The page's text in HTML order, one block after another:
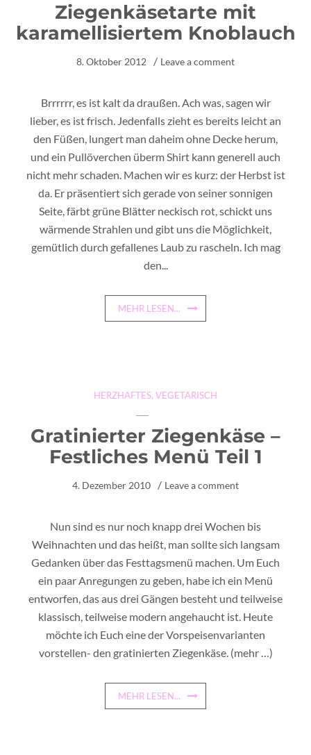
Ziegenkäsetarte mit
karamellisiertem Knoblauch
8. Oktober 2012 Leave a comment
Brrrrrr, es ist kalt da draußen. Ach was, sagen wir
lieber, es ist frisch. Jedenfalls zieht es bereits leicht an
den Füßen, lungert man daheim ohne Decke herum,
und ein Pullöverchen überm Shirt kann generell auch
nicht mehr schaden. Machen wir es kurz: der Herbst ist
da. Er präsentiert sich gerade von seiner sonnigen
Seite, färbt grüne Blätter neckisch rot, schickt uns
wärmende Strahlen und gibt uns die Möglichkeit,
gemütlich durch gefallenes Laub zu rascheln. Ich mag
den...
MEHR LESEN...
HERZHAFTES, VEGETARISCH
Gratinierter Ziegenkäse –
Festliches Menü Teil 1
4. Dezember 2010 Leave a comment
Nun sind es nur noch knapp drei Wochen bis
Weihnachten und das heißt, man sollte sich langsam
Gedanken über das Festtagsmenü machen. Um Euch
ein paar Anregungen zu geben, habe ich ein Menü
entworfen, das aus drei Gängen besteht und teilweise
klassisch, teilweise modern angehaucht ist. Heute
möchte ich Euch eine der Vorspeisenvarianten
vorstellen- den gratinierten Ziegenkäse. (mehr …)
MEHR LESEN...